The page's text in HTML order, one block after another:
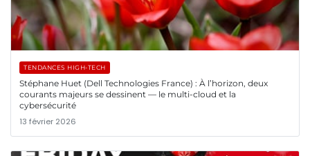
TENDANCES HIGH-TECH
Stéphane Huet (Dell Technologies France) : À l’horizon, deux
courants majeurs se dessinent — le multi-cloud et la
cybersécurité
13 février 2026